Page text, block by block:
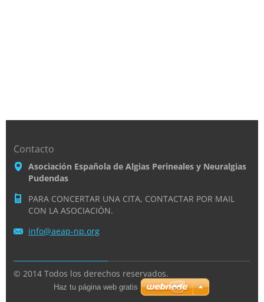
Contacto
Asociación Española de Algias Perineales y Neuralgias
Pudendas
PARA CONCERTAR UNA CITA, CONTACTAR POR MAIL
CON LA ASOCIACIÓN.
info@aeap-np.org
© 2014 Todos los derechos reservados.
Haz tu página web gratis